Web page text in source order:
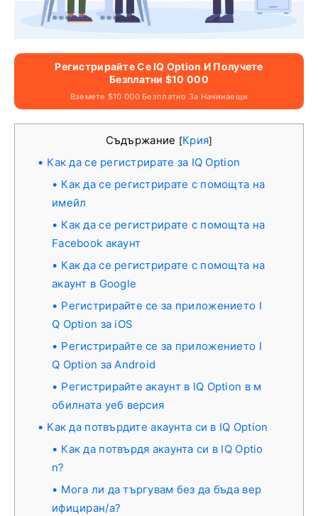
Регистрирайте Се IQ Option И Получете
Безплатни $10 000
Вземете $10 000 Безплатно За Начинаещи
Съдържание [Крия]
Как да се регистрирате за IQ Option
Как да се регистрирате с помощта на
имейл
Как да се регистрирате с помощта на
Facebook акаунт
Как да се регистрирате с помощта на
акаунт в Google
Регистрирайте се за приложението I
Q Option за iOS
Регистрирайте се за приложението I
Q Option за Android
Регистрирайте акаунт в IQ Option в м
обилната уеб версия
Как да потвърдите акаунта си в IQ Option
Как да потвърдя акаунта си в IQ Optio
n?
Мога ли да търгувам без да бъда вер
ифициран/а?